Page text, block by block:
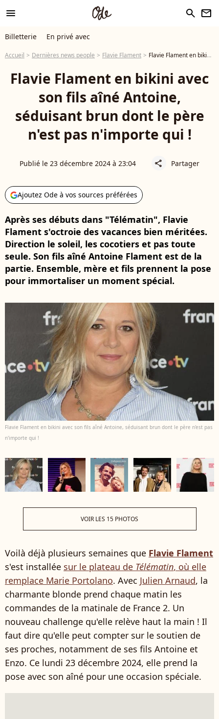
menu search newsletter
Billetterie En privé avec
Accueil Dernières news people Flavie Flament Flavie Flament en bikini avec son fils aîné Antoine, séduisant brun dont le père n'est pas n'importe qui !
Flavie Flament en bikini avec
son fils aîné Antoine,
séduisant brun dont le père
n'est pas n'importe qui !
Publié le 23 décembre 2024 à 23:04 share Partager
Ajoutez Ode à vos sources préférées
Après ses débuts dans "Télématin", Flavie
Flament s'octroie des vacances bien méritées.
Direction le soleil, les cocotiers et pas toute
seule. Son fils aîné Antoine Flament est de la
partie. Ensemble, mère et fils prennent la pose
pour immortaliser un moment spécial.
Flavie Flament en bikini avec son fils aîné Antoine, séduisant brun dont le père n'est pas
n'importe qui !
VOIR LES 15 PHOTOS
Voilà déjà plusieurs semaines que Flavie Flament
s'est installée sur le plateau de Télématin, où elle
remplace Marie Portolano. Avec Julien Arnaud, la
charmante blonde prend chaque matin les
commandes de la matinale de France 2. Un
nouveau challenge qu'elle relève haut la main ! Il
faut dire qu'elle peut compter sur le soutien de
ses proches, notamment de ses fils Antoine et
Enzo. Ce lundi 23 décembre 2024, elle prend la
pose avec son aîné pour une occasion spéciale.